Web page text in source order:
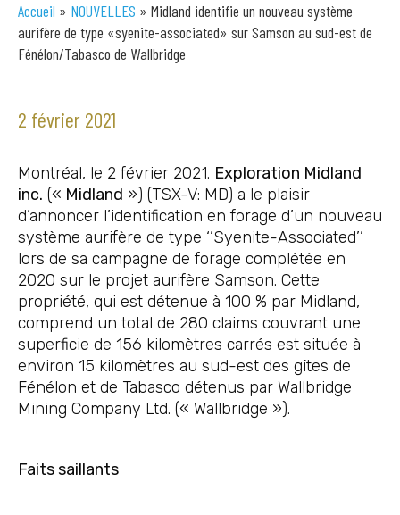
Accueil » NOUVELLES » Midland identifie un nouveau système
aurifère de type «syenite-associated» sur Samson au sud-est de
Fénélon/Tabasco de Wallbridge
2 février 2021
Montréal, le 2 février 2021. Exploration Midland
inc. (« Midland ») (TSX-V: MD) a le plaisir
d’annoncer l’identification en forage d’un nouveau
système aurifère de type ‘’Syenite-Associated’’
lors de sa campagne de forage complétée en
2020 sur le projet aurifère Samson. Cette
propriété, qui est détenue à 100 % par Midland,
comprend un total de 280 claims couvrant une
superficie de 156 kilomètres carrés est située à
environ 15 kilomètres au sud-est des gîtes de
Fénélon et de Tabasco détenus par Wallbridge
Mining Company Ltd. (« Wallbridge »).
Faits saillants